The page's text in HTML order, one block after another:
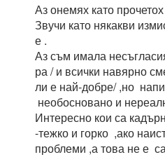
Аз онемях като
Звучи като някакви
е .
Аз съм имала
ра / и всички навярно
ли е най-добре/ ,но
необосновано и
Интересно кои са
-тежко и горко ,ако
проблеми ,а това не е